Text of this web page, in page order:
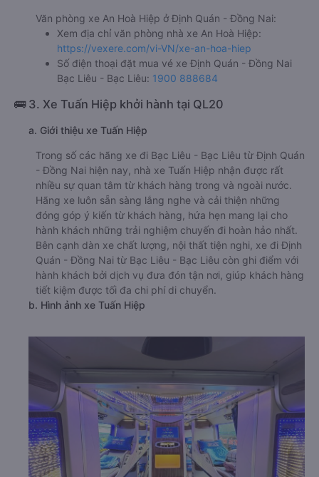
Văn phòng xe An Hoà Hiệp ở Định Quán - Đồng Nai:
Xem địa chỉ văn phòng nhà xe An Hoà Hiệp:
https://vexere.com/vi-VN/xe-an-hoa-hiep
Số điện thoại đặt mua vé xe Định Quán - Đồng Nai
Bạc Liêu - Bạc Liêu: 1900 888684
🚌 3. Xe Tuấn Hiệp khởi hành tại QL20
a. Giới thiệu xe Tuấn Hiệp
Trong số các hãng xe đi Bạc Liêu - Bạc Liêu từ Định Quán
- Đồng Nai hiện nay, nhà xe Tuấn Hiệp nhận được rất
nhiều sự quan tâm từ khách hàng trong và ngoài nước.
Hãng xe luôn sẵn sàng lắng nghe và cải thiện những
đóng góp ý kiến từ khách hàng, hứa hẹn mang lại cho
hành khách những trải nghiệm chuyến đi hoàn hảo nhất.
Bên cạnh dàn xe chất lượng, nội thất tiện nghi, xe đi Định
Quán - Đồng Nai từ Bạc Liêu - Bạc Liêu còn ghi điểm với
hành khách bởi dịch vụ đưa đón tận nơi, giúp khách hàng
tiết kiệm được tối đa chi phí di chuyển.
b. Hình ảnh xe Tuấn Hiệp